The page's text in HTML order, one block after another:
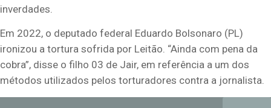
inverdades.
Em 2022, o deputado federal Eduardo Bolsonaro (PL)
ironizou a tortura sofrida por Leitão. “Ainda com pena da
cobra”, disse o filho 03 de Jair, em referência a um dos
métodos utilizados pelos torturadores contra a jornalista.